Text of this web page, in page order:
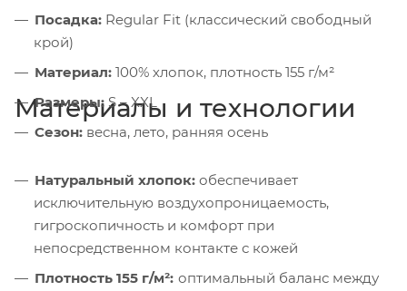
Посадка: Regular Fit (классический свободный
крой)
Материал: 100% хлопок, плотность 155 г/м²
Размеры: S – XXL
Сезон: весна, лето, ранняя осень
Материалы и технологии
Натуральный хлопок: обеспечивает
исключительную воздухопроницаемость,
гигроскопичность и комфорт при
непосредственном контакте с кожей
Плотность 155 г/м²: оптимальный баланс между